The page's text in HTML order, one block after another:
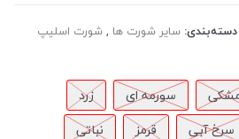
دسته‌بندی: سایر شورت ها ,شورت اسلیپ
سورمه ای
زرد
سرخ آبی قرمز
نباتی